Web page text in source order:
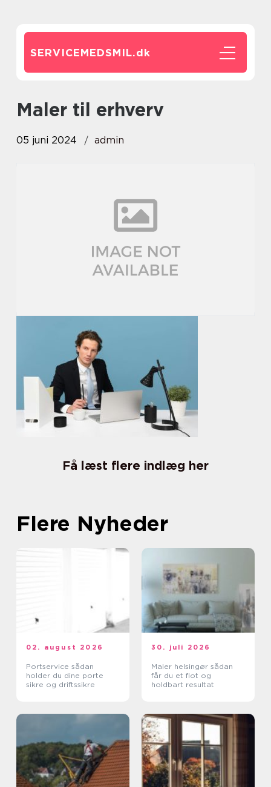
SERVICEMEDSMIL.dk
Maler til erhverv
05 juni 2024 admin
Få læst flere indlæg her
Flere Nyheder
02. august 2026
Portservice sådan
holder du dine porte
sikre og driftssikre
30. juli 2026
Maler helsingør sådan
får du et flot og
holdbart resultat